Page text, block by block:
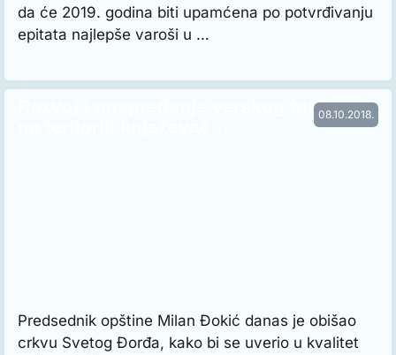
da će 2019. godina biti upamćena po potvrđivanju
epitata najlepše varoši u …
08.10.2018.
Razvoj i unapređenje verskog turizma
Predsednik opštine Milan Đokić danas je obišao
crkvu Svetog Đorđa, kako bi se uverio u kvalitet